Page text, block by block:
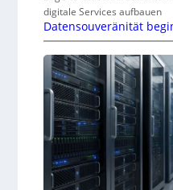
digitale Services aufbauen
Datensouveränität